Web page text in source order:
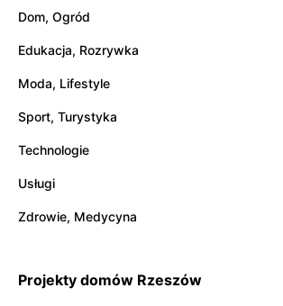
Dom, Ogród
Edukacja, Rozrywka
Moda, Lifestyle
Sport, Turystyka
Technologie
Usługi
Zdrowie, Medycyna
Projekty domów Rzeszów